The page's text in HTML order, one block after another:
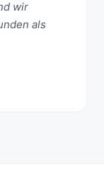
wir
als